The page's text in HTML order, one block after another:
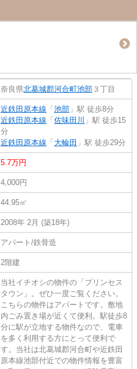
奈良県北葛城郡河合町池部 ３丁目
近鉄田原本線 「 池部 」駅 徒歩8分
近鉄田原本線 「 佐味田川 」駅 徒歩15
分
近鉄田原本線 「 大輪田 」駅 徒歩29分
5.7万円
4,000円
44.95㎡
2008年 2月 (築18年)
アパート/鉄骨造
2階建
当社イチオシの物件の「プリンセス
タウン」。ぜひ一度ご覧ください。
こちらの物件はアパートです。敷地
内ごみ置き場が近くて便利。駅徒歩8
分に駅が立地する物件なので、電車
を多く利用する方にとって便利で
す。当社は北葛城郡河合町や近鉄田
原本線池部付近での物件情報を豊富